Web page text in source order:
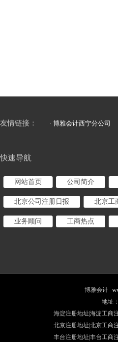
友情链接： · 博雅会计西宁分公司
快速导航
网站首页 公司简介
北京公司注册日报 北京工
业务顾问 工商热点
博雅会计
地址
海淀注册地址|海淀工商
北京注册地址 |北京工商
丰台注册地址 |丰台工商